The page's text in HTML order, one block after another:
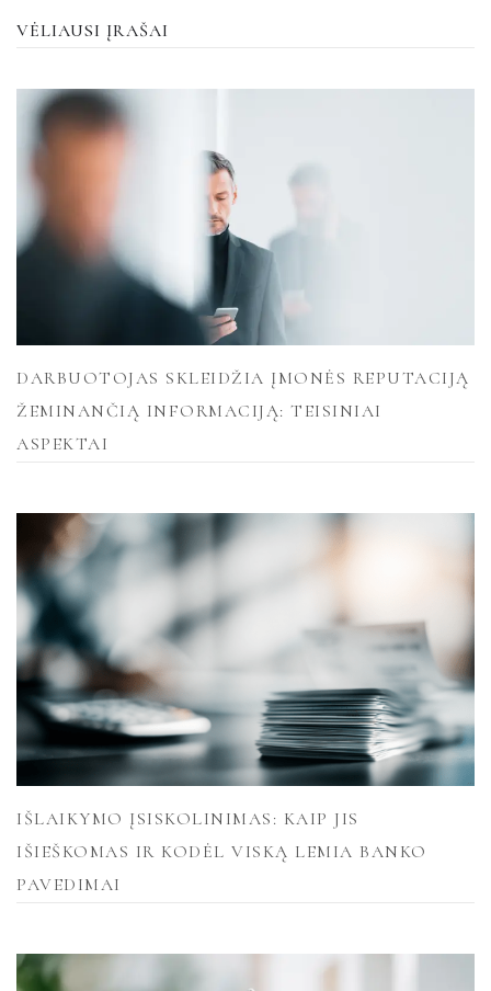
VĖLIAUSI ĮRAŠAI
DARBUOTOJAS SKLEIDŽIA ĮMONĖS REPUTACIJĄ
ŽEMINANČIĄ INFORMACIJĄ: TEISINIAI
ASPEKTAI
IŠLAIKYMO ĮSISKOLINIMAS: KAIP JIS
IŠIEŠKOMAS IR KODĖL VISKĄ LEMIA BANKO
PAVEDIMAI